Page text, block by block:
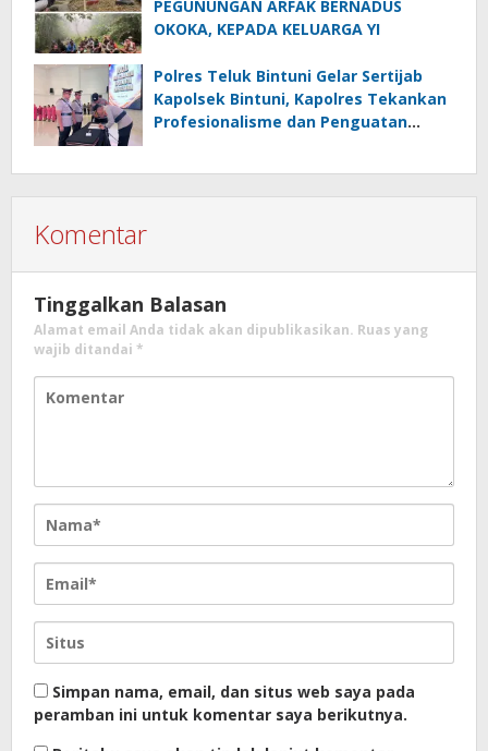
PEGUNUNGAN ARFAK BERNADUS
OKOKA, KEPADA KELUARGA YI
Polres Teluk Bintuni Gelar Sertijab
Kapolsek Bintuni, Kapolres Tekankan
Profesionalisme dan Penguatan
Komentar
Tinggalkan Balasan
Alamat email Anda tidak akan dipublikasikan. Ruas yang
wajib ditandai *
Simpan nama, email, dan situs web saya pada
peramban ini untuk komentar saya berikutnya.